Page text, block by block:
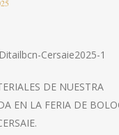
DE NUESTRA
EN LA FERIA DE